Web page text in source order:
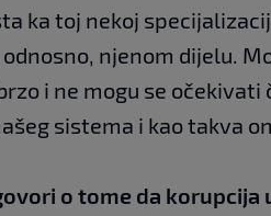
ka toj nekoj
njenom dijelu.
i ne mogu se
sistema i kao takva
o tome da korupcija